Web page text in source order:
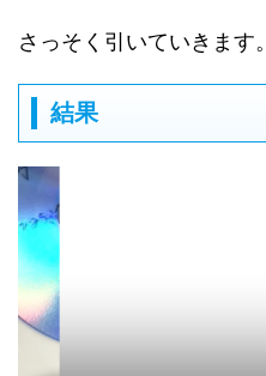
さっそく引いていきます。
結果